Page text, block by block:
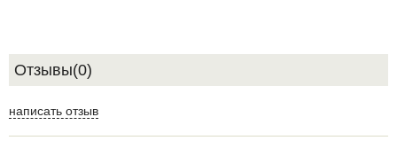
Отзывы(0)
написать отзыв